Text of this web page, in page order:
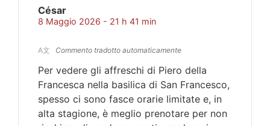
César
8 Maggio 2026 - 21 h 41 min
A文 Commento tradotto automaticamente
Per vedere gli affreschi di Piero della
Francesca nella basilica di San Francesco,
spesso ci sono fasce orarie limitate e, in
alta stagione, è meglio prenotare per non